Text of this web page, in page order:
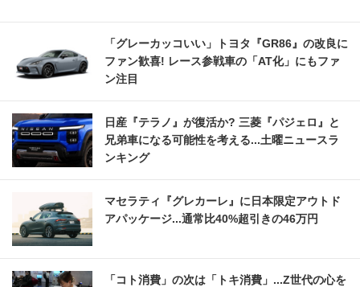
「グレーカッコいい」トヨタ『GR86』の改良に
ファン歓喜! レース参戦車の「AT化」にもファ
ン注目
日産『テラノ』が復活か? 三菱『パジェロ』と
兄弟車になる可能性を考える...土曜ニュースラ
ンキング
マセラティ『グレカーレ』に日本限定アウトド
アパッケージ...通常比40%超引きの46万円
「コト消費」の次は「トキ消費」...Z世代の心を